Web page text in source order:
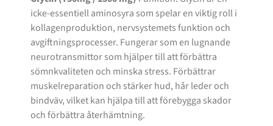
icke-essentiell aminosyra som spelar en viktig roll i
kollagenproduktion, nervsystemets funktion och
avgiftningsprocesser. Fungerar som en lugnande
neurotransmittor som hjälper till att förbättra
sömnkvaliteten och minska stress. Förbättrar
muskelreparation och stärker hud, hår leder och
bindväv, vilket kan hjälpa till att förebygga skador
och förbättra återhämtning.